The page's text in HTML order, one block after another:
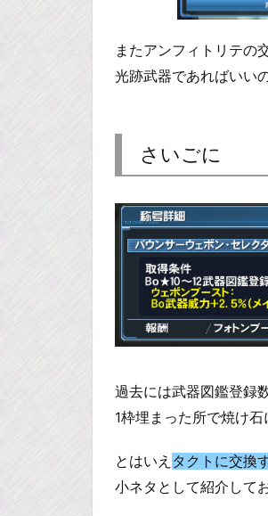
またアンフィトリテの
光跡武器であればいい
さいごに
過去には武器図鑑登録
1枠埋まった所で焼け
とはいえ タクトに交換
小ネタとして紹介して